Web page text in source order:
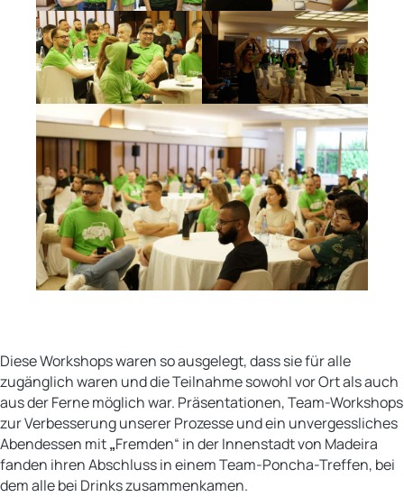
Diese Workshops waren so ausgelegt, dass sie für alle
zugänglich waren und die Teilnahme sowohl vor Ort als auch
aus der Ferne möglich war. Präsentationen, Team-Workshops
zur Verbesserung unserer Prozesse und ein unvergessliches
Abendessen mit„Fremden“ in der Innenstadt von Madeira
fanden ihren Abschluss in einem Team-Poncha-Treffen, bei
dem alle bei Drinks zusammenkamen.